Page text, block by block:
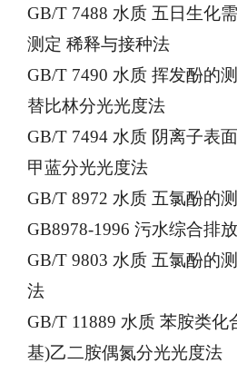
GB/T 7488 水质 五日生化
测定 稀释与接种法
GB/T 7490 水质 挥发酚的
替比林分光光度法
GB/T 7494 水质 阴离子表
甲蓝分光光度法
GB/T 8972 水质 五氯酚的
GB8978-1996 污水综合排
GB/T 9803 水质 五氯酚的
法
GB/T 11889 水质 苯胺类化
基)乙二胺偶氮分光光度法